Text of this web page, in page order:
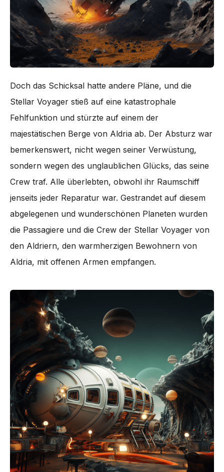
Doch das Schicksal hatte andere Pläne, und die
Stellar Voyager stieß auf eine katastrophale
Fehlfunktion und stürzte auf einem der
majestätischen Berge von Aldria ab. Der Absturz war
bemerkenswert, nicht wegen seiner Verwüstung,
sondern wegen des unglaublichen Glücks, das seine
Crew traf. Alle überlebten, obwohl ihr Raumschiff
jenseits jeder Reparatur war. Gestrandet auf diesem
abgelegenen und wunderschönen Planeten wurden
die Passagiere und die Crew der Stellar Voyager von
den Aldriern, den warmherzigen Bewohnern von
Aldria, mit offenen Armen empfangen.